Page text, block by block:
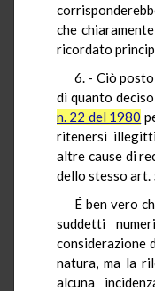
che
ricordato
6. - Ciò
di quanto
n. 22 del 1980
ritenersi
altre cause di
dello stesso art.
É ben vero
suddetti
considerazione
natura, ma la
alcuna